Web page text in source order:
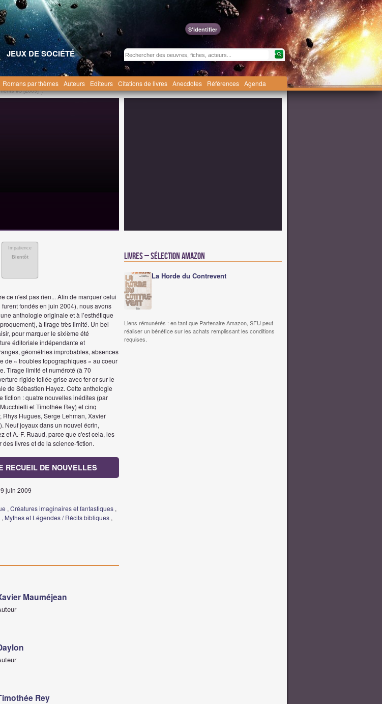
S'identifier
JEUX DE SOCIÉTÉ
Romans par thèmes Auteurs Editeurs Citations de livres Anecdotes Références Agenda
#3 [2009]
Impatience
Bientôt
ce n'est pas rien... Afin de marquer celui
fondés en juin 2004), nous avons
anthologie originale et à l’esthétique
à tirage très limité. Un bel
pour marquer le sixième été
éditoriale indépendante et
géométries improbables, absences
de « troubles topographiques » au coeur
Tirage limité et numéroté (à 70
rigide toilée grise avec fer or sur le
de Sébastien Hayez. Cette anthologie
fiction : quatre nouvelles inédites (par
et Timothée Rey) et cinq
Hugues, Serge Lehman, Xavier
Neuf joyaux dans un nouvel écrin,
et A.-F. Ruaud, parce que c'est cela, les
livres et de la science-fiction.
RECUEIL DE NOUVELLES
juin 2009
, Créatures imaginaires et fantastiques ,
, Mythes et Légendes / Récits bibliques ,
Mauméjean
Rey
Livres – Sélection Amazon
La Horde du Contrevent
Liens rémunérés : en tant que Partenaire Amazon, SFU peut
réaliser un bénéfice sur les achats remplissant les conditions
requises.